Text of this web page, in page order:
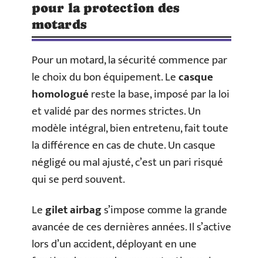
pour la protection des
motards
Pour un motard, la sécurité commence par
le choix du bon équipement. Lecasque
homologuéreste la base, imposé par la loi
et validé par des normes strictes. Un
modèle intégral, bien entretenu, fait toute
la différence en cas de chute. Un casque
négligé ou mal ajusté, c’est un pari risqué
qui se perd souvent.
Legilet airbags’impose comme la grande
avancée de ces dernières années. Il s’active
lors d’un accident, déployant en une